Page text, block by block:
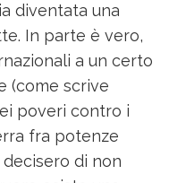
diventata una
In parte è vero,
a un certo
(come scrive
poveri contro i
fra potenze
di non